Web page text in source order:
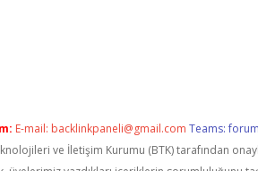
E-mail: backlinkpaneli@gmail.com Teams:
ve İletişim Kurumu (BTK) tarafından